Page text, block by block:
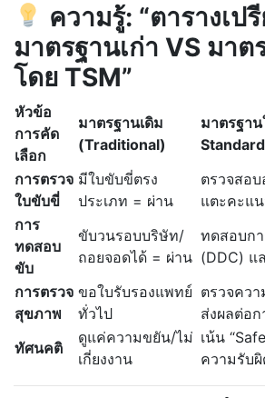
ความรู้: “ตารางเป
มาตรฐานเก่า VS มาต
โดย TSM”
หัวข้อ
การคัด
เลือก
มาตรฐานเดิม
(Traditional)
มาตรฐา
การตรวจ
ใบขับขี่
มีใบขับขี่ตรง
ประเภท = ผ่าน
ตรวจสอ
แตะคะแ
การ
ทดสอบ
ขับ
ขับวนรอบบริษัท/
ถอยจอดได้ = ผ่าน
ทดสอบก
(DDC) แ
การตรวจ
สุขภาพ
ขอใบรับรองแพทย์
ทั่วไป
ตรวจควา
ส่งผลต่อ
ทัศนคติ
ดูแค่ความขยัน/ไม่
เกี่ยงงาน
เน้น
ความรับ